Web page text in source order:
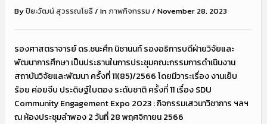
Byปิยะวัฒน์ สุวรรณโยธี/ Inภาพกิจกรรม / November 28, 2023
รองศาสตราจารย์ ดร.ชนะศึก นิชานนท์ รองอธิการบดีฝ่ายวิจัยและ
พัฒนาการศึกษา เป็นประธานในการประชุมคณะกรรมการดำเนินงาน
สถาบันวิจัยและพัฒนา ครั้งที่ 11(85)/2566 โดยมีวาระเรื่อง งานเย็บ
ร้อย ค่อยจีบ ประดิษฐ์ใบตอง ระดับชาติ ครั้งที่ 11 เรื่อง SDU
Community Engagement Expo 2023 : กิจกรรมเสวนาวิชาการ ฯลฯ
ณ ห้องประชุมลำพอง 2 วันที่ 28 พฤศจิกายน 2566